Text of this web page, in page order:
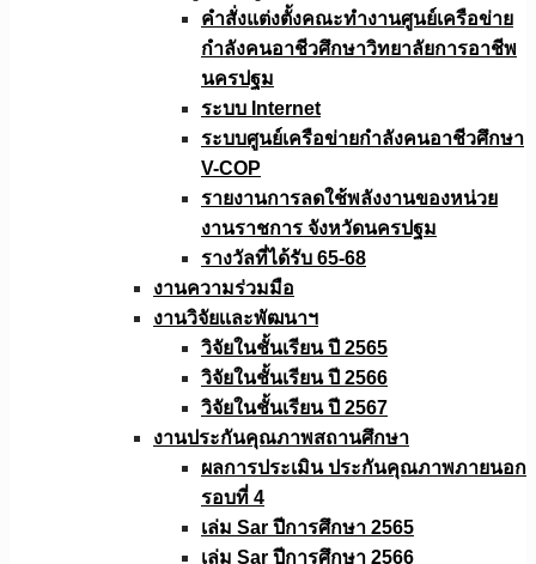
คำสั่งแต่งตั้งคณะทำงานศูนย์เครือข่าย
กำลังคนอาชีวศึกษาวิทยาลัยการอาชีพ
นครปฐม
ระบบ Internet
ระบบศูนย์เครือข่ายกำลังคนอาชีวศึกษา
V-COP
รายงานการลดใช้พลังงานของหน่วย
งานราชการ จังหวัดนครปฐม
รางวัลที่ได้รับ 65-68
งานความร่วมมือ
งานวิจัยเเละพัฒนาฯ
วิจัยในชั้นเรียน ปี 2565
วิจัยในชั้นเรียน ปี 2566
วิจัยในชั้นเรียน ปี 2567
งานประกันคุณภาพสถานศึกษา
ผลการประเมิน ประกันคุณภาพภายนอก
รอบที่ 4
เล่ม Sar ปีการศึกษา 2565
เล่ม Sar ปีการศึกษา 2566